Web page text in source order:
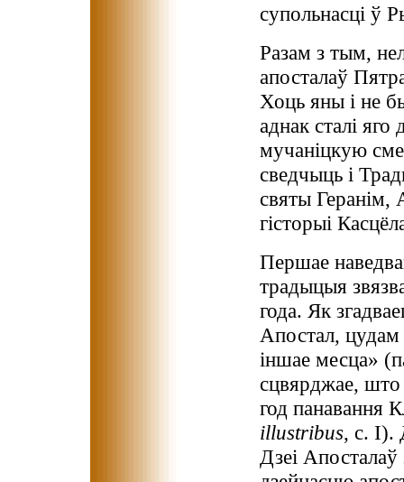
супольнасці ў
Разам з тым,
апосталаў
Хоць яны і не
аднак сталі
мучаніцкую
сведчыць і
святы Геранім,
гісторыі
Першае
традыцыя
года. Як
Апостал,
іншае месца»
сцвярджае,
год панавання
illustribus, с. I).
Дзеі Апосталаў